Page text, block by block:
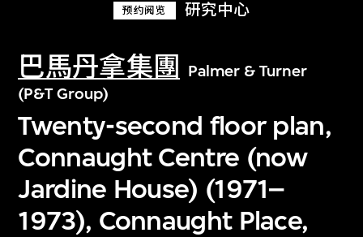
预约阅览 研究中心
巴馬丹拿集團
Palmer & Turner
(P&T Group)
Twenty-second floor plan,
Connaught Centre (now
Jardine House) (1971–
1973), Connaught Place,
探索世界顶级的二十及二十一世纪视觉
文化藏品。